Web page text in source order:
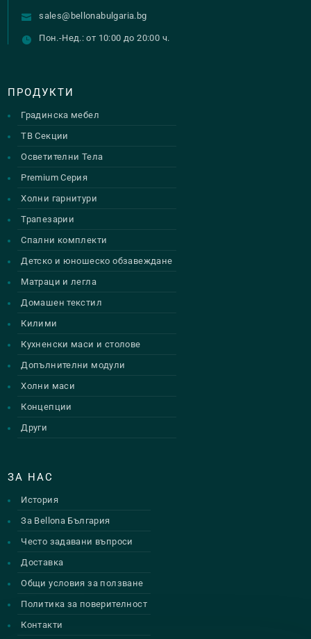
sales@bellonabulgaria.bg
Пон.-Нед.: от 10:00 до 20:00 ч.
ПРОДУКТИ
Градинска мебел
ТВ Секции
Осветителни Тела
Premium Серия
Холни гарнитури
Трапезарии
Спални комплекти
Детско и юношеско обзавеждане
Матраци и легла
Домашен текстил
Килими
Кухненски маси и столове
Допълнителни модули
Холни маси
Концепции
Други
ЗА НАС
История
За Bellona България
Често задавани въпроси
Доставка
Общи условия за ползване
Политика за поверителност
Контакти